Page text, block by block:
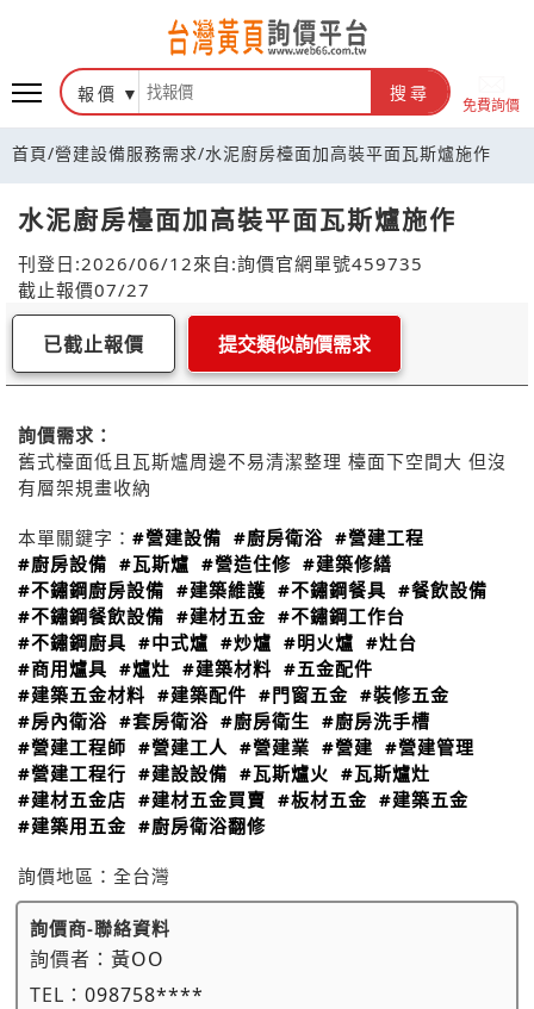
報價 搜尋
免費詢價
首頁/營建設備服務需求/水泥廚房檯面加高裝平面瓦斯爐施作
水泥廚房檯面加高裝平面瓦斯爐施作
刊登日:2026/06/12來自:詢價官網單號459735
截止報價07/27
已截止報價 提交類似詢價需求
詢價需求：
舊式檯面低且瓦斯爐周邊不易清潔整理 檯面下空間大 但沒
有層架規畫收納
本單關鍵字： #營建設備 #廚房衛浴 #營建工程
#廚房設備 #瓦斯爐 #營造住修 #建築修繕
#不鏽鋼廚房設備 #建築維護 #不鏽鋼餐具 #餐飲設備
#不鏽鋼餐飲設備 #建材五金 #不鏽鋼工作台
#不鏽鋼廚具 #中式爐 #炒爐 #明火爐 #灶台
#商用爐具 #爐灶 #建築材料 #五金配件
#建築五金材料 #建築配件 #門窗五金 #裝修五金
#房內衛浴 #套房衛浴 #廚房衛生 #廚房洗手槽
#營建工程師 #營建工人 #營建業 #營建 #營建管理
#營建工程行 #建設設備 #瓦斯爐火 #瓦斯爐灶
#建材五金店 #建材五金買賣 #板材五金 #建築五金
#建築用五金 #廚房衛浴翻修
詢價地區： 全台灣
詢價商-聯絡資料
詢價者： 黃OO
TEL： 098758****